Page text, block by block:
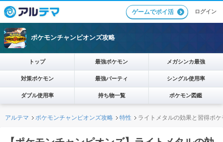
ゲームでポイ活 ログイン
ポケモンチャンピオンズ攻略
トップ 最強ポケモン メガシンカ最強
対策ポケモン 最強パーティ シングル使用率
ダブル使用率 持ち物一覧 ポケモン図鑑
アルテマ ポケモンチャンピオンズ攻略 特性 ライトメタルの効果と習得ポケ